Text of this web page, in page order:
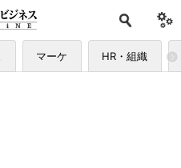
マーケ HR・組織